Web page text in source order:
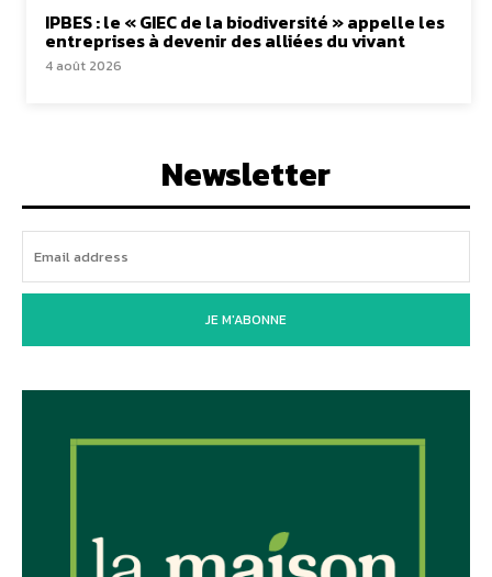
IPBES : le « GIEC de la biodiversité » appelle les
entreprises à devenir des alliées du vivant
4 août 2026
Newsletter
JE M'ABONNE